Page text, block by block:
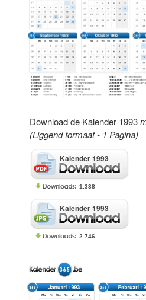
Download de Kalender 1993
(Liggend formaat - 1 Pagina)
Kalender 1993
1.338
Kalender 1993
2.746